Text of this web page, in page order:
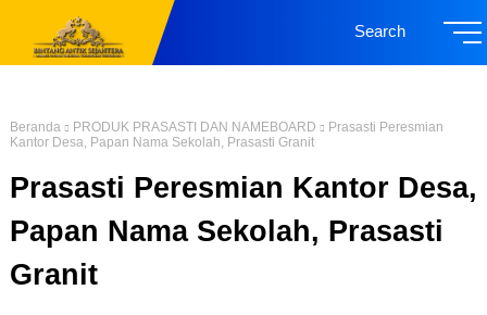
Search
Beranda PRODUK PRASASTI DAN NAMEBOARD
Prasasti Peresmian
Kantor Desa, Papan Nama Sekolah, Prasasti Granit
Prasasti Peresmian Kantor Desa,
Papan Nama Sekolah, Prasasti
Granit